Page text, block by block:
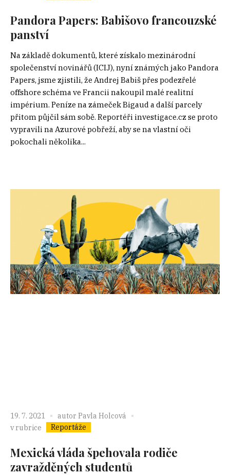
Pandora Papers: Babišovo francouzské
panství
Na základě dokumentů, které získalo mezinárodní
společenství novinářů (ICIJ), nyní známých jako Pandora
Papers, jsme zjistili, že Andrej Babiš přes podezřelé
offshore schéma ve Francii nakoupil malé realitní
impérium. Peníze na zámeček Bigaud a další parcely
přitom půjčil sám sobě. Reportéři investigace.cz se proto
vypravili na Azurové pobřeží, aby se na vlastní oči
pokochali několika...
19. 7. 2021 autor Pavla Holcová
v rubrice
Reportáže
Mexická vláda špehovala rodiče
zavražděných studentů